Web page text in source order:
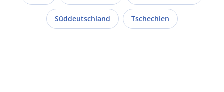
Süddeutschland Tschechien